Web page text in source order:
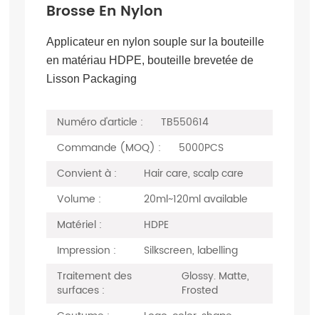
Brosse En Nylon
Applicateur en nylon souple sur la bouteille
en matériau HDPE, bouteille brevetée de
Lisson Packaging
Numéro d'article :
TB550614
Commande (MOQ) :
5000PCS
Convient à :
Hair care, scalp care
Volume :
20ml~120ml available
Matériel :
HDPE
Impression :
Silkscreen, labelling
Traitement des
surfaces :
Glossy. Matte,
Frosted